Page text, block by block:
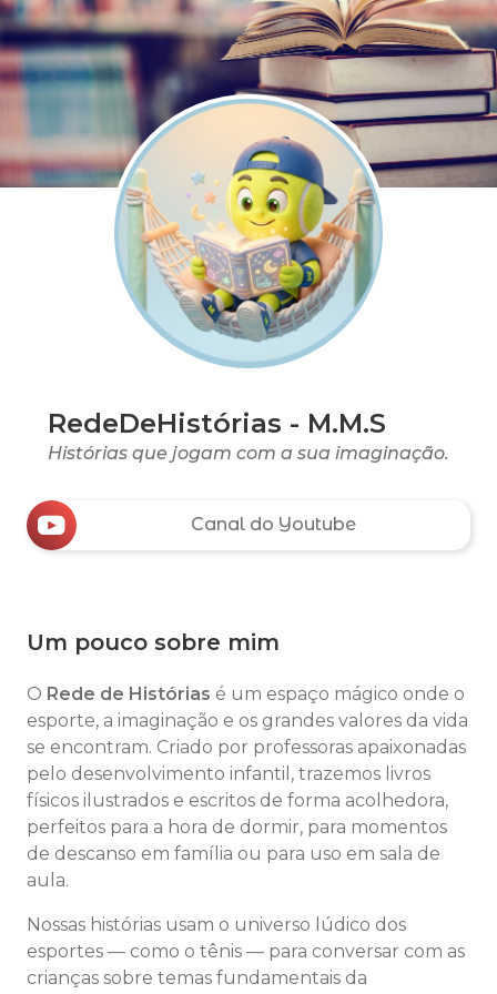
RedeDeHistórias - M.M.S
Histórias que jogam com a sua imaginação.
Canal do Youtube
Um pouco sobre mim
O Rede de Histórias é um espaço mágico onde o
esporte, a imaginação e os grandes valores da vida
se encontram. Criado por professoras apaixonadas
pelo desenvolvimento infantil, trazemos livros
físicos ilustrados e escritos de forma acolhedora,
perfeitos para a hora de dormir, para momentos
de descanso em família ou para uso em sala de
aula.
Nossas histórias usam o universo lúdico dos
esportes — como o tênis — para conversar com as
crianças sobre temas fundamentais da